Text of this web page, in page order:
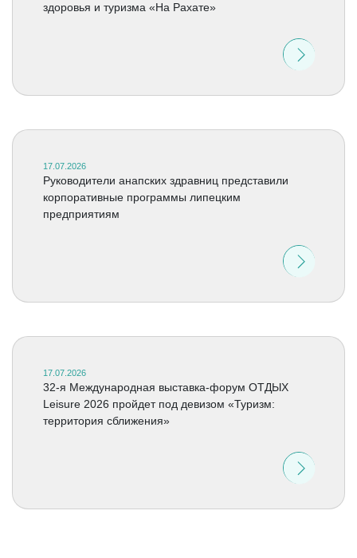
здоровья и туризма «На Рахате»
17.07.2026
Руководители анапских здравниц представили
корпоративные программы липецким
предприятиям
17.07.2026
32-я Международная выставка-форум ОТДЫХ
Leisure 2026 пройдет под девизом «Туризм:
территория сближения»